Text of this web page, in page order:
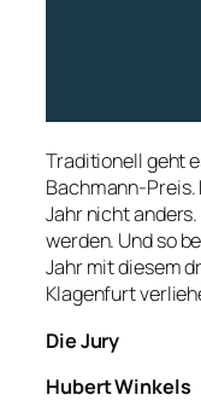
Traditionell geht
Bachmann-
Jahr nicht
werden. Und so
Jahr mit diesem
Klagenfurt
Die Jury
Hubert Winkels